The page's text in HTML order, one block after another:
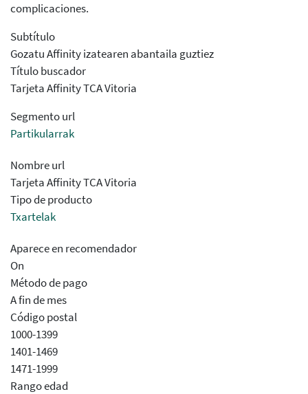
complicaciones.
Subtítulo
Gozatu Affinity izatearen abantaila guztiez
Título buscador
Tarjeta Affinity TCA Vitoria
Segmento url
Partikularrak
Nombre url
Tarjeta Affinity TCA Vitoria
Tipo de producto
Txartelak
Aparece en recomendador
On
Método de pago
A fin de mes
Código postal
1000-1399
1401-1469
1471-1999
Rango edad